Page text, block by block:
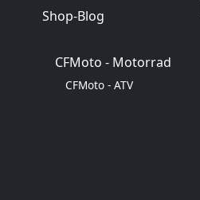
Shop-Blog
CFMoto - Motorrad
CFMoto - ATV